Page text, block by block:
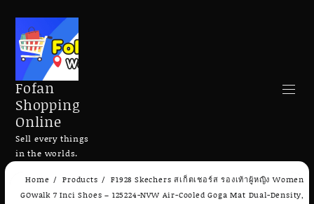
Skip
content
Fofan
Shopping
Online
Sell every things
in the worlds.
Search
Home Products
F1928 Skechers สเก็ตเชอร์ส รองเท้าผู้หญิง Women
GOwalk 7 Inci Shoes – 125224-NVW Air-Cooled Goga Mat Dual-Density,